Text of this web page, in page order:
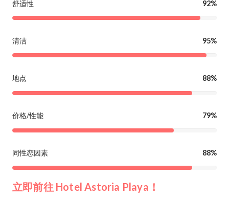
舒适性 92%
清洁 95%
地点 88%
价格/性能 79%
同性恋因素 88%
立即前往 Hotel Astoria Playa！